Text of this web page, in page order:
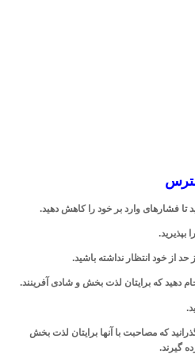
تا فشارهای وارد بر خود را كاهش دهید.
بپذیرید.
از خود انتظار نداشته باشید.
دهید كه برایتان لذت بخش و شادی آفرینند.
.
كه مصاحبت با آنها برایتان لذت بخش
گیرند.